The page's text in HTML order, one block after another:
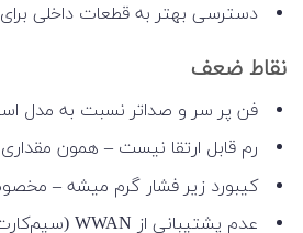
دسترسی بهتر به قطعات داخلی
نقاط ضعف
فن پر سر و صداتر نسبت به مدل
رم قابل ارتقا نیست – همون
کیبورد زیر فشار گرم میشه –
عدم پشتیبانی از WWAN (سیم‌کارت و اینترنت موبایلی) 📶🚫